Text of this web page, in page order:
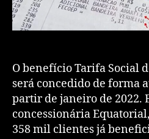
O benefício Tarifa Social
será concedido de forma
partir de janeiro de 2022.
concessionária
358 mil clientes já